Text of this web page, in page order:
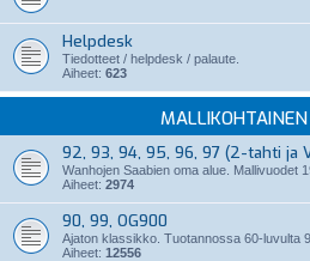
Helpdesk
Tiedotteet / helpdesk / palaute.
Aiheet: 623
92, 93, 94, 95, 96, 97 (2-tahti ja
Wanhojen Saabien oma alue. Mallivuodet
Aiheet: 2974
90, 99, OG900
Ajaton klassikko. Tuotannossa 60-luvulta
Aiheet: 12556